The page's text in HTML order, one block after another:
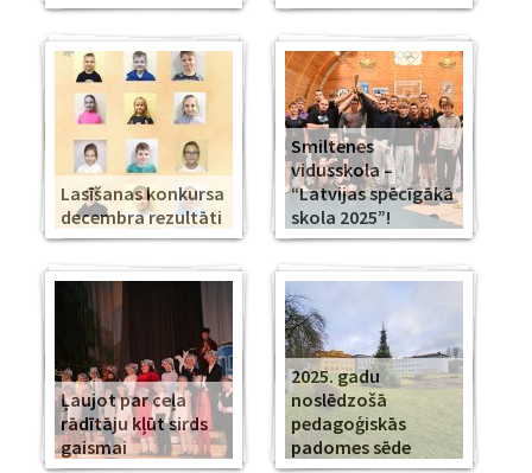
Lasīšanas konkursa
decembra rezultāti
Smiltenes
vidusskola –
“Latvijas spēcīgākā
skola 2025”!
Ļaujot par ceļa
rādītāju kļūt sirds
gaismai
2025. gadu
noslēdzošā
pedagoģiskās
padomes sēde